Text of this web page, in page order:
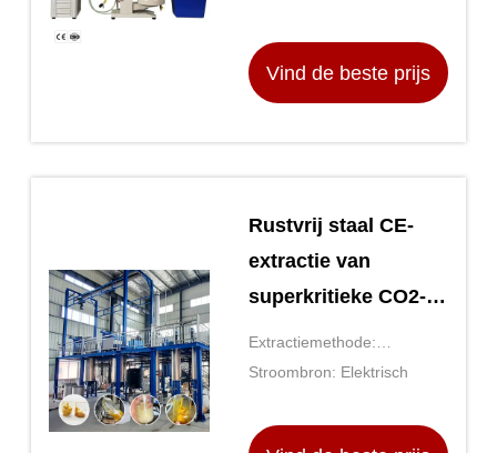
PTFE-diafragma
Vind de beste prijs
Rustvrij staal CE-
extractie van
superkritieke CO2-
vloeistof met
elektrische
Extractiemethode:
Oplosbare Extractie
Stroombron: Elektrisch